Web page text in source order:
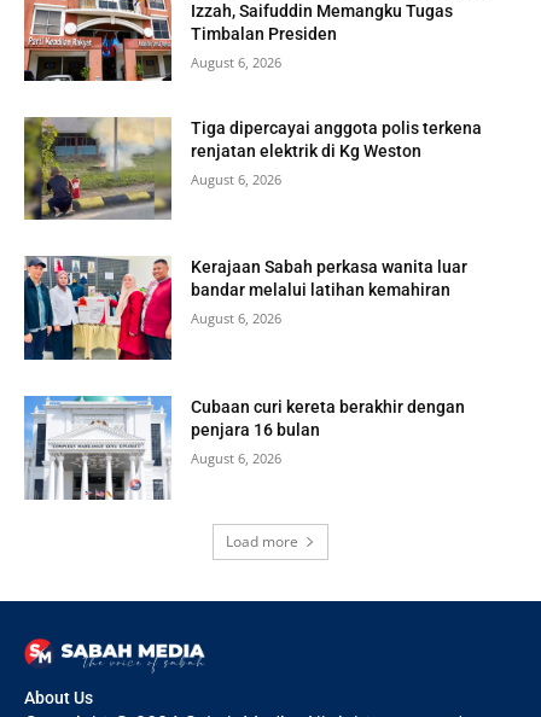
Izzah, Saifuddin Memangku Tugas
Timbalan Presiden
August 6, 2026
Tiga dipercayai anggota polis terkena
renjatan elektrik di Kg Weston
August 6, 2026
Kerajaan Sabah perkasa wanita luar
bandar melalui latihan kemahiran
August 6, 2026
Cubaan curi kereta berakhir dengan
penjara 16 bulan
August 6, 2026
Load more
About Us